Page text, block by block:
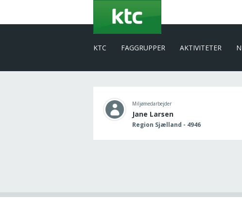
KTC FAGGRUPPER AKTIVITETER
Miljømedarbejder
Jane Larsen
Region Sjælland - 4946